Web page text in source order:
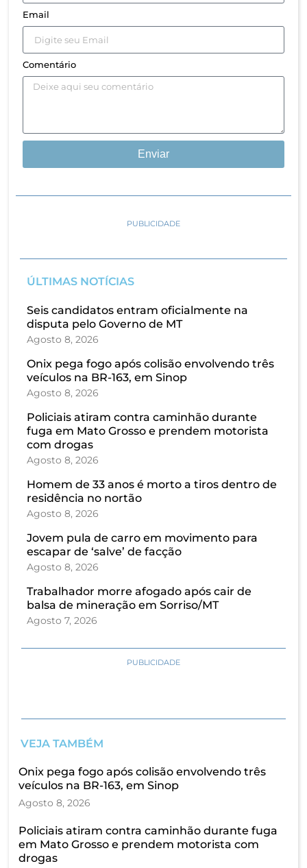
Email
Comentário
Enviar
PUBLICIDADE
ÚLTIMAS NOTÍCIAS
Seis candidatos entram oficialmente na
disputa pelo Governo de MT
Agosto 8, 2026
Onix pega fogo após colisão envolvendo três
veículos na BR-163, em Sinop
Agosto 8, 2026
Policiais atiram contra caminhão durante
fuga em Mato Grosso e prendem motorista
com drogas
Agosto 8, 2026
Homem de 33 anos é morto a tiros dentro de
residência no nortão
Agosto 8, 2026
Jovem pula de carro em movimento para
escapar de ‘salve’ de facção
Agosto 8, 2026
Trabalhador morre afogado após cair de
balsa de mineração em Sorriso/MT
Agosto 7, 2026
PUBLICIDADE
VEJA TAMBÉM
Onix pega fogo após colisão envolvendo três
veículos na BR-163, em Sinop
Agosto 8, 2026
Policiais atiram contra caminhão durante fuga
em Mato Grosso e prendem motorista com
drogas